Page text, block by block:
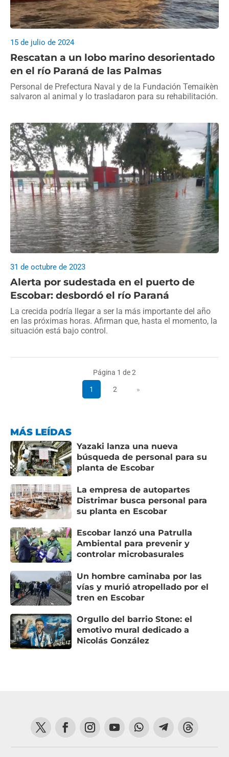
Rescatan a un lobo marino desorientado
en el río Paraná de las Palmas
15 de julio de 2024
Personal de Prefectura Naval y de la Fundación Temaikèn
salvaron al animal y lo trasladaron para su rehabilitación.
Alerta por sudestada en el puerto de
Escobar: desbordó el río Paraná
31 de octubre de 2023
La crecida podría llegar a ser la más importante del año
en las próximas horas. Afirman que, hasta el momento, la
situación está bajo control.
Página 1 de 2
1 2 »
MÁS LEÍDAS
Yazaki lanza una nueva
búsqueda de personal para su
planta de Escobar
La empresa de autopartes
Distrimar busca personal para
su planta en Escobar
Escobar lanzó una Patrulla
Ambiental para prevenir y
controlar microbasurales
Un hombre caminaba por las
vías y murió atropellado por el
tren en Escobar
Orgullo del barrio Stone: el
emotivo mural dedicado a
Nicolás González